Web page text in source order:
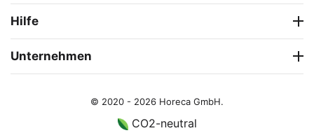
Hilfe
Unternehmen
© 2020 - 2026 Horeca GmbH.
CO2-neutral